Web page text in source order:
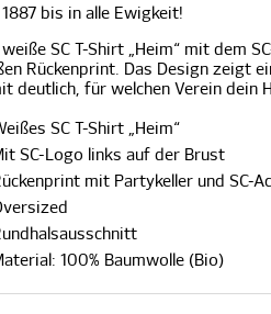
1887 bis in alle Ewigkeit!
weiße SC T-Shirt „Heim“ mit dem
Rückenprint. Das Design zeigt
deutlich, für welchen Verein dein
SC T-Shirt „Heim“
SC-Logo links auf der Brust
mit Partykeller und SC-
100% Baumwolle (Bio)